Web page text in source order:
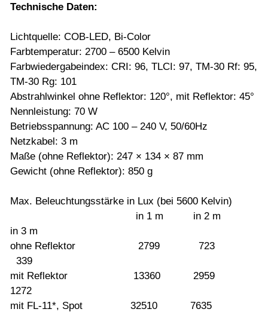
Technische Daten:
Lichtquelle: COB-LED, Bi-Color
Farbtemperatur: 2700 – 6500 Kelvin
Farbwiedergabeindex: CRI: 96, TLCI: 97, TM-30 Rf: 95,
TM-30 Rg: 101
Abstrahlwinkel ohne Reflektor: 120°, mit Reflektor: 45°
Nennleistung: 70 W
Betriebsspannung: AC 100 – 240 V, 50/60Hz
Netzkabel: 3 m
Maße (ohne Reflektor): 247 × 134 × 87 mm
Gewicht (ohne Reflektor): 850 g
Max. Beleuchtungsstärke in Lux (bei 5600 Kelvin)
in 1 m in 2 m
in 3 m
ohne Reflektor 2799 723
339
mit Reflektor 13360 2959
1272
mit FL-11*, Spot 32510 7635